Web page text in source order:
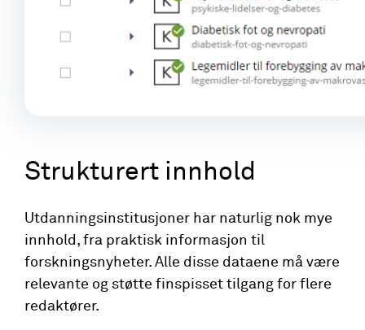
Strukturert innhold
Utdanningsinstitusjoner har naturlig nok mye
innhold, fra praktisk informasjon til
forskningsnyheter. Alle disse dataene må være
relevante og støtte finspisset tilgang for flere
redaktører.